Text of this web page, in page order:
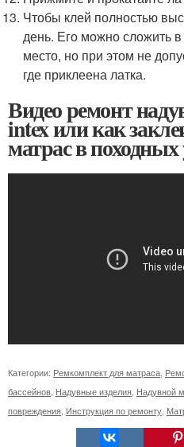
Чтобы клей полностью
день. Его можно сложить
место, но при этом не
где приклеена латка.
Видео ремонт
intex или как
матрас в походных
Категории: Ремкомплект для матраса
бассейнов Надувные изделия Надувной
повреждения Инструкция по ремонту